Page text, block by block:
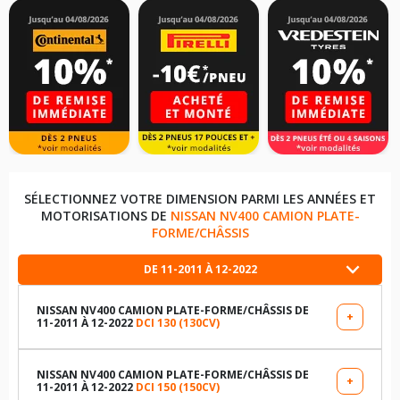
SÉLECTIONNEZ VOTRE DIMENSION PARMI LES ANNÉES ET
MOTORISATIONS DE NISSAN NV400 CAMION PLATE-
FORME/CHÂSSIS
DE 11-2011 À 12-2022
NISSAN NV400 CAMION PLATE-FORME/CHÂSSIS DE
11-2011 À 12-2022 DCI 130 (130CV)
+
215/65R16 109 T
NISSAN NV400 CAMION PLATE-FORME/CHÂSSIS DE
11-2011 À 12-2022 DCI 150 (150CV)
+